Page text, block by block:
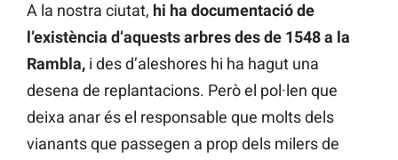
A la nostra ciutat, hi ha documentació de
l’existència d’aquests arbres des de 1548 a la
Rambla, i des d’aleshores hi ha hagut una
desena de replantacions. Però el pol·len que
deixa anar és el responsable que molts dels
vianants que passegen a prop dels milers de